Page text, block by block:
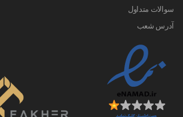
سوالات متداول
آدرس شعب